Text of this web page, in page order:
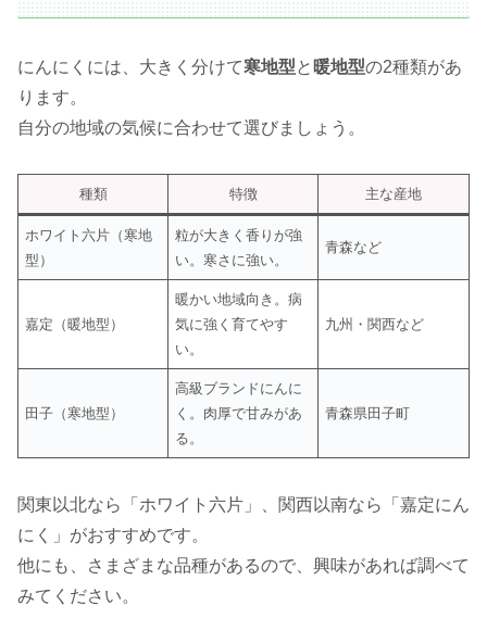
にんにくには、大きく分けて寒地型と 暖地型の2種類があ
ります。
自分の地域の気候に合わせて選びましょう。
種類 特徴 主な産地
ホワイト六片（寒地
型）
粒が大きく香りが強
い。寒さに強い。
青森など
嘉定（暖地型）
暖かい地域向き。病
気に強く育てやす
い。
九州・関西など
田子（寒地型）
高級ブランドにんに
く。肉厚で甘みがあ
る。
青森県田子町
関東以北なら「ホワイト六片」、関西以南なら「嘉定にん
にく」がおすすめです。
他にも、さまざまな品種があるので、興味があれば調べて
みてください。